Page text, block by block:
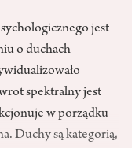
jest
o duchach
spektralny jest
w porządku
Duchy są kategorią,